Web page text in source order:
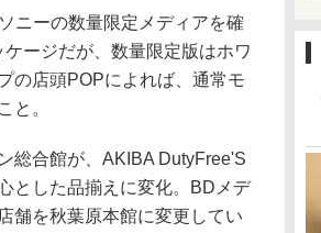
ニーの数量限定メディアを確
ージだが、数量限定版はホワ
の店頭POPによれば、通常モ
と。
総合館が、AKIBA DutyFree'S
とした品揃えに変化。BDメデ
舗を秋葉原本館に変更してい